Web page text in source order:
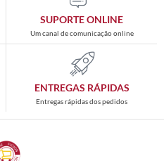
SUPORTE ONLINE
Um canal de comunicação online
ENTREGAS RÁPIDAS
Entregas rápidas dos pedidos